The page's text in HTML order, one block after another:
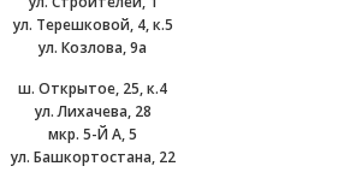
ул. Терешковой, 4, к.5
ул. Козлова, 9а
ш. Открытое, 25, к.4
ул. Лихачева, 28
мкр. 5-Й А, 5
ул. Башкортостана, 22